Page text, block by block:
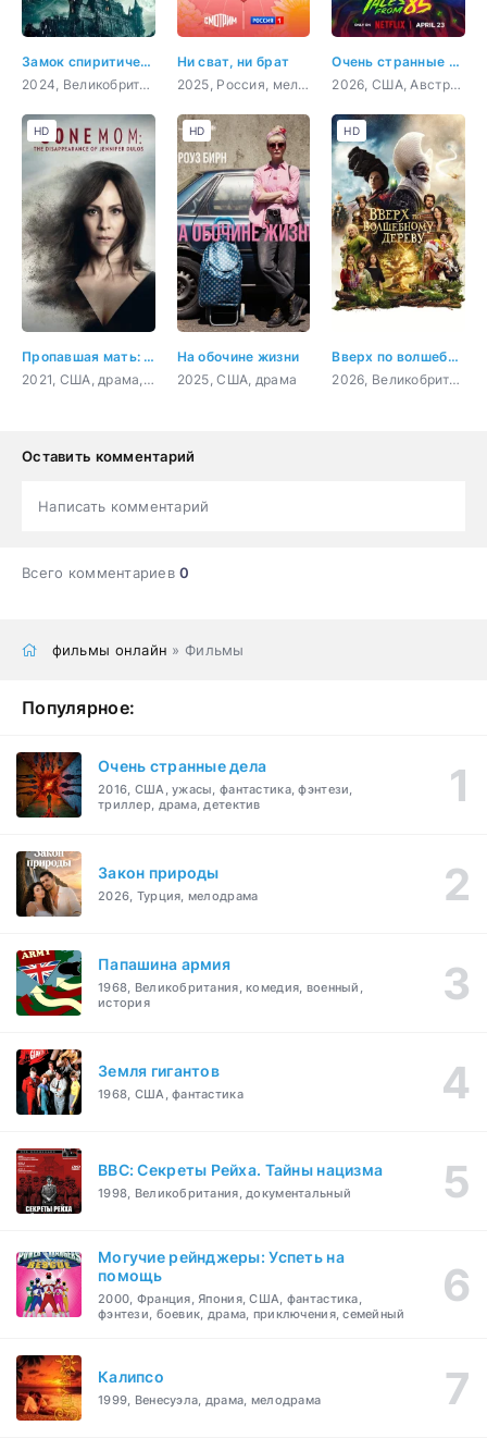
Замок спиритических сеансов
2024, Великобритания, ужасы
Ни сват, ни брат
2025, Россия, мелодрама
Очень странные дела: Истории из 85-го
2026, США, Австралия, мультфильм, ужасы, фантастика, драма
Пропавшая мать: Исчезновение Дженнифер Дулос
2021, США, драма, криминал
HD
На обочине жизни
2025, США, драма
HD
Вверх по волшебному дереву
2026, Великобритания, США, Франция, приключения, семейный, фэнтези
HD
Оставить комментарий
Написать комментарий
Всего комментариев0
фильмы онлайн » Фильмы
Популярное:
Очень странные дела
2016, США, ужасы, фантастика, фэнтези,
триллер, драма, детектив
Закон природы
2026, Турция, мелодрама
Папашина армия
1968, Великобритания, комедия, военный,
история
Земля гигантов
1968, США, фантастика
BBC: Секреты Рейха. Тайны нацизма
1998, Великобритания, документальный
Могучие рейнджеры: Успеть на
помощь
2000, Франция, Япония, США, фантастика,
фэнтези, боевик, драма, приключения, семейный
Калипсо
1999, Венесуэла, драма, мелодрама